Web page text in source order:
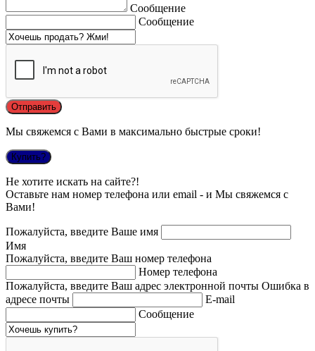
Сообщение
Сообщение
Мы свяжемся с Вами в максимально быстрые сроки!
Купить?
Не хотите искать на сайте?!
Оставьте нам номер телефона или email - и Мы свяжемся с
Вами!
Пожалуйста, введите Ваше имя
Имя
Пожалуйста, введите Ваш номер телефона
Номер телефона
Пожалуйста, введите Ваш адрес электронной почты Ошибка в
адресе почты
E-mail
Сообщение